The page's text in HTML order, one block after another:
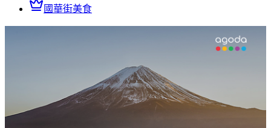
國華街美食